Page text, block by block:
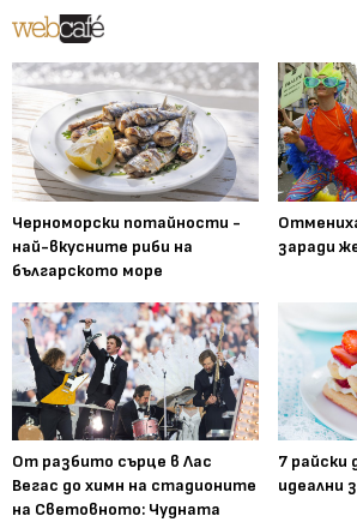
Черноморски потайности -
най-вкусните риби на
българското море
заради
От разбито сърце в Лас
Вегас до химн на стадионите
на Световното: Чудната
7 райски
идеални